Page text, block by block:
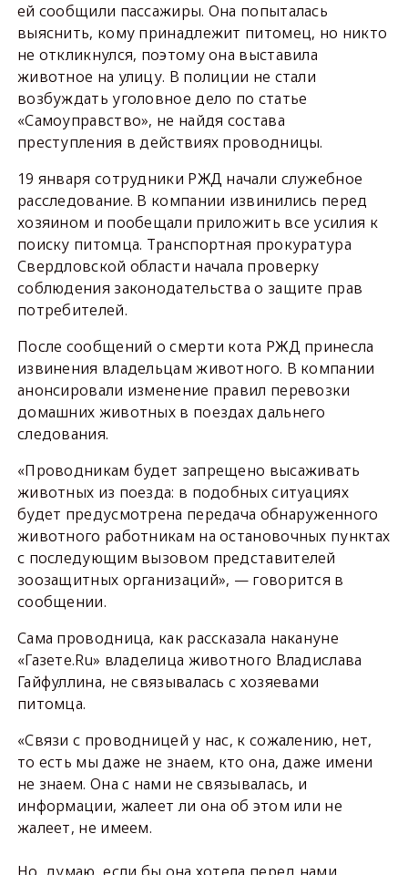
ей сообщили пассажиры. Она попыталась
выяснить, кому принадлежит питомец, но никто
не откликнулся, поэтому она выставила
животное на улицу. В полиции не стали
возбуждать уголовное дело по статье
«Самоуправство», не найдя состава
преступления в действиях проводницы.
19 января сотрудники РЖД начали служебное
расследование. В компании извинились перед
хозяином и пообещали приложить все усилия к
поиску питомца. Транспортная прокуратура
Свердловской области начала проверку
соблюдения законодательства о защите прав
потребителей.
После сообщений о смерти кота РЖД принесла
извинения владельцам животного. В компании
анонсировали изменение правил перевозки
домашних животных в поездах дальнего
следования.
«Проводникам будет запрещено высаживать
животных из поезда: в подобных ситуациях
будет предусмотрена передача обнаруженного
животного работникам на остановочных пунктах
с последующим вызовом представителей
зоозащитных организаций», — говорится в
сообщении.
Сама проводница, как рассказала накануне
«Газете.Ru» владелица животного Владислава
Гайфуллина, не связывалась с хозяевами
питомца.
«Связи с проводницей у нас, к сожалению, нет,
то есть мы даже не знаем, кто она, даже имени
не знаем. Она с нами не связывалась, и
информации, жалеет ли она об этом или не
жалеет, не имеем.